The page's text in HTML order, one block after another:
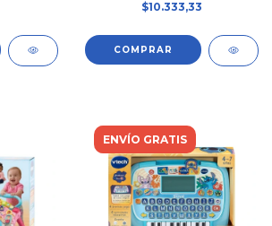
$10.333,33
ENVÍO GRATIS